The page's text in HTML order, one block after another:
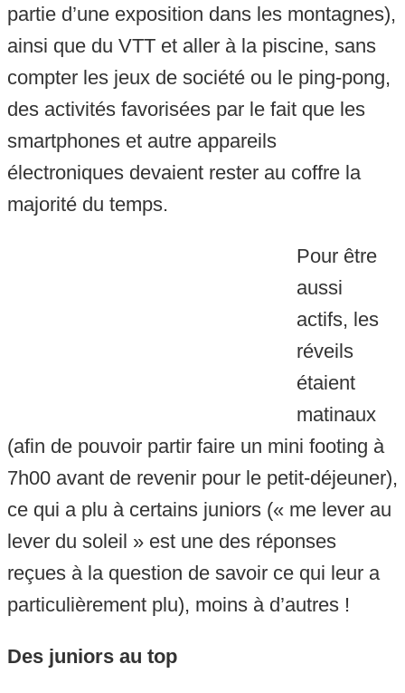
partie d’une exposition dans les montagnes),
ainsi que du VTT et aller à la piscine, sans
compter les jeux de société ou le ping-pong,
des activités favorisées par le fait que les
smartphones et autre appareils
électroniques devaient rester au coffre la
majorité du temps.
Pour être
aussi
actifs, les
réveils
étaient
matinaux
(afin de pouvoir partir faire un mini footing à
7h00 avant de revenir pour le petit-déjeuner),
ce qui a plu à certains juniors (« me lever au
lever du soleil » est une des réponses
reçues à la question de savoir ce qui leur a
particulièrement plu), moins à d’autres !
Des juniors au top